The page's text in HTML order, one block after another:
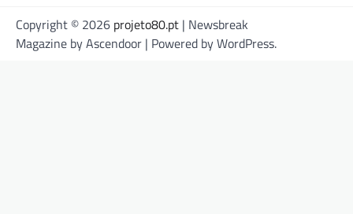
Copyright © 2026 projeto80.pt | Newsbreak
Magazine byAscendoor | Powered byWordPress.